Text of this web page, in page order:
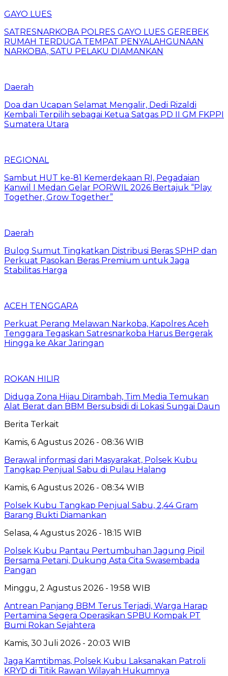
GAYO LUES
SATRESNARKOBA POLRES GAYO LUES GEREBEK
RUMAH TERDUGA TEMPAT PENYALAHGUNAAN
NARKOBA, SATU PELAKU DIAMANKAN
Daerah
Doa dan Ucapan Selamat Mengalir, Dedi Rizaldi
Kembali Terpilih sebagai Ketua Satgas PD II GM FKPPI
Sumatera Utara
REGIONAL
Sambut HUT ke-81 Kemerdekaan RI, Pegadaian
Kanwil I Medan Gelar PORWIL 2026 Bertajuk “Play
Together, Grow Together”
Daerah
Bulog Sumut Tingkatkan Distribusi Beras SPHP dan
Perkuat Pasokan Beras Premium untuk Jaga
Stabilitas Harga
ACEH TENGGARA
Perkuat Perang Melawan Narkoba, Kapolres Aceh
Tenggara Tegaskan Satresnarkoba Harus Bergerak
Hingga ke Akar Jaringan
ROKAN HILIR
Diduga Zona Hijau Dirambah, Tim Media Temukan
Alat Berat dan BBM Bersubsidi di Lokasi Sungai Daun
Berita Terkait
Kamis, 6 Agustus 2026 - 08:36 WIB
Berawal informasi dari Masyarakat, Polsek Kubu
Tangkap Penjual Sabu di Pulau Halang
Kamis, 6 Agustus 2026 - 08:34 WIB
Polsek Kubu Tangkap Penjual Sabu, 2,44 Gram
Barang Bukti Diamankan
Selasa, 4 Agustus 2026 - 18:15 WIB
Polsek Kubu Pantau Pertumbuhan Jagung Pipil
Bersama Petani, Dukung Asta Cita Swasembada
Pangan
Minggu, 2 Agustus 2026 - 19:58 WIB
Antrean Panjang BBM Terus Terjadi, Warga Harap
Pertamina Segera Operasikan SPBU Kompak PT
Bumi Rokan Sejahtera
Kamis, 30 Juli 2026 - 20:03 WIB
Jaga Kamtibmas, Polsek Kubu Laksanakan Patroli
KRYD di Titik Rawan Wilayah Hukumnya